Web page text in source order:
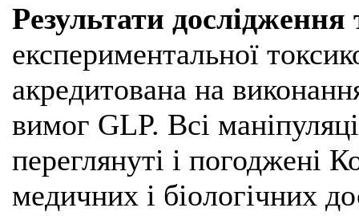
Результати дослідження
експериментальної
акредитована на
вимог GLP. Всі
переглянуті і погоджені
медичних і біологічних